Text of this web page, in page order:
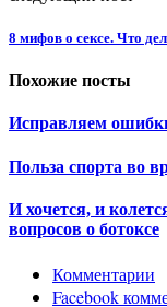
8 мифов о сексе. Что
Похожие посты
Исправляем
Польза спорта во
И хочется, и
вопросов о ботоксе
Комментарии
Facebook